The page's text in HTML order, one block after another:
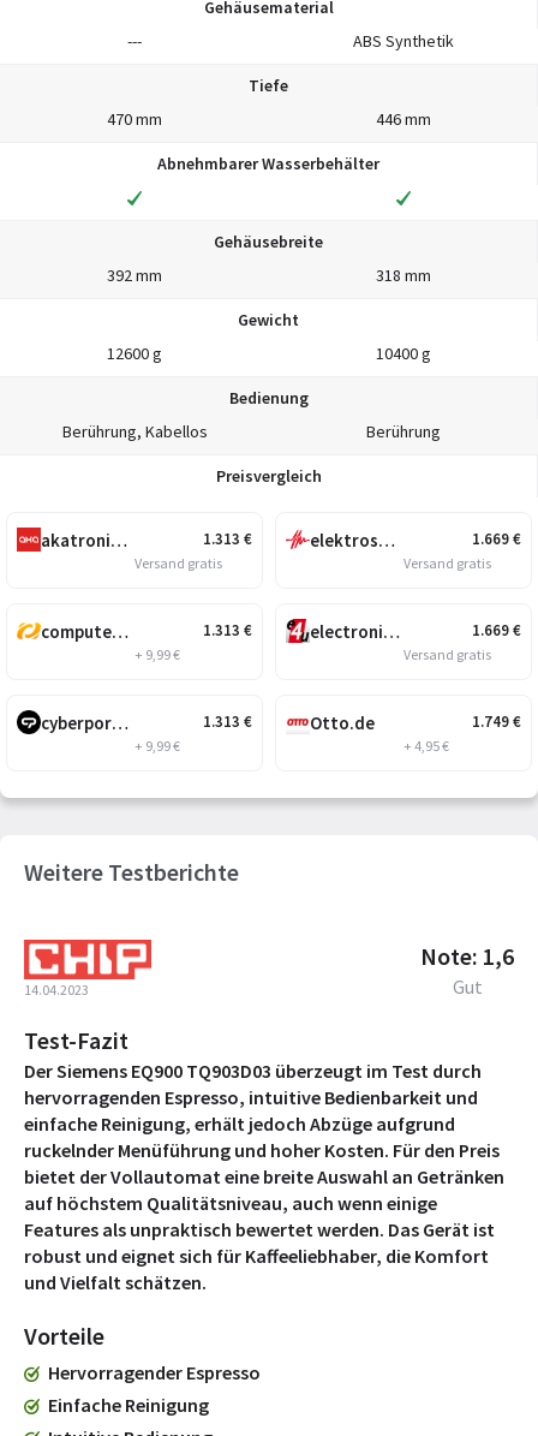
Gehäusematerial
---
ABS Synthetik
Tiefe
470 mm
446 mm
Abnehmbarer Wasserbehälter
Gehäusebreite
392 mm
318 mm
Gewicht
12600 g
10400 g
Bedienung
Berührung, Kabellos
Berührung
Preisvergleich
1.313 €
akatronik.at
Versand gratis
1.313 €
computeruniverse.net
+ 9,99 €
1.313 €
cyberport.at
+ 9,99 €
1.669€
elektroshopkoeck.com
Versand gratis
1.669€
electronic4you.at
Versand gratis
1.749€
Otto.de
+ 4,95 €
Weitere Testberichte
14.04.2023
Note: 1,6
Gut
Test-Fazit
Der Siemens EQ900 TQ903D03 überzeugt im Test durch
hervorragenden Espresso, intuitive Bedienbarkeit und
einfache Reinigung, erhält jedoch Abzüge aufgrund
ruckelnder Menüführung und hoher Kosten. Für den Preis
bietet der Vollautomat eine breite Auswahl an Getränken
auf höchstem Qualitätsniveau, auch wenn einige
Features als unpraktisch bewertet werden. Das Gerät ist
robust und eignet sich für Kaffeeliebhaber, die Komfort
und Vielfalt schätzen.
Vorteile
Hervorragender Espresso
Einfache Reinigung